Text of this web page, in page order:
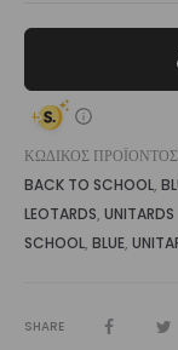
ΚΩΔΙΚΌΣ
BACK TO SCHOOL,
LEOTARDS, UNITARDS
SCHOOL, BLUE,
SHARE